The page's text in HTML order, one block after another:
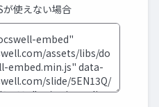
が使えない場合